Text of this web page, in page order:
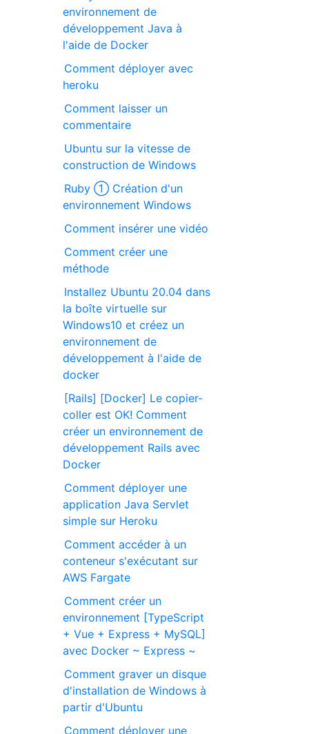
environnement de
développement Java à
l'aide de Docker
Comment déployer avec
heroku
Comment laisser un
commentaire
Ubuntu sur la vitesse de
construction de Windows
Ruby ① Création d'un
environnement Windows
Comment insérer une vidéo
Comment créer une
méthode
Installez Ubuntu 20.04 dans
la boîte virtuelle sur
Windows10 et créez un
environnement de
développement à l'aide de
docker
[Rails] [Docker] Le copier-
coller est OK! Comment
créer un environnement de
développement Rails avec
Docker
Comment déployer une
application Java Servlet
simple sur Heroku
Comment accéder à un
conteneur s'exécutant sur
AWS Fargate
Comment créer un
environnement [TypeScript
+ Vue + Express + MySQL]
avec Docker ~ Express ~
Comment graver un disque
d'installation de Windows à
partir d'Ubuntu
Comment déployer une